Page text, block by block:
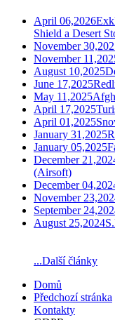
April 06,2026
Shield a Desert
November
November
August 10,2025
June 17,2025
May 11,2025
April 17,2025
April 01,2025
January 31,2025
January 05,2025
December
(Airsoft)
December
November
September
August 25,2024
...Další články
Domů
Předchozí stránka
Kontakty